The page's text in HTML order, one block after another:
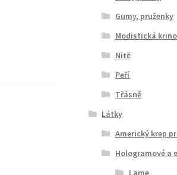
Gumy, pruženky
Modistická
Nitě
Peří
Třásně
Látky
Americký krep
Hologramové a
Lame